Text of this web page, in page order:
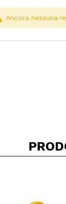
Ancora nessuna